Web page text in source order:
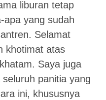
liburan tetap
apa yang sudah
Selamat
khotimat atas
Saya juga
panitia yang
ini, khususnya